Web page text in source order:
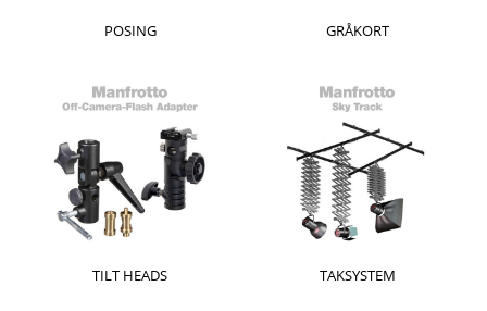
POSING GRÅKORT
TILT HEADS TAKSYSTEM